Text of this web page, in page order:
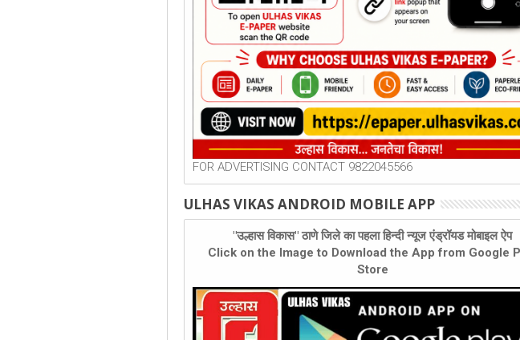
FOR ADVERTISING CONTACT 9822045566
ULHAS VIKAS ANDROID MOBILE APP
"उल्हास विकास" ठाणे जिले का पहला हिन्दी न्यूज एंड्रॉयड मोबाइल ऐप
Click on the Image to Download the App from Google
Store